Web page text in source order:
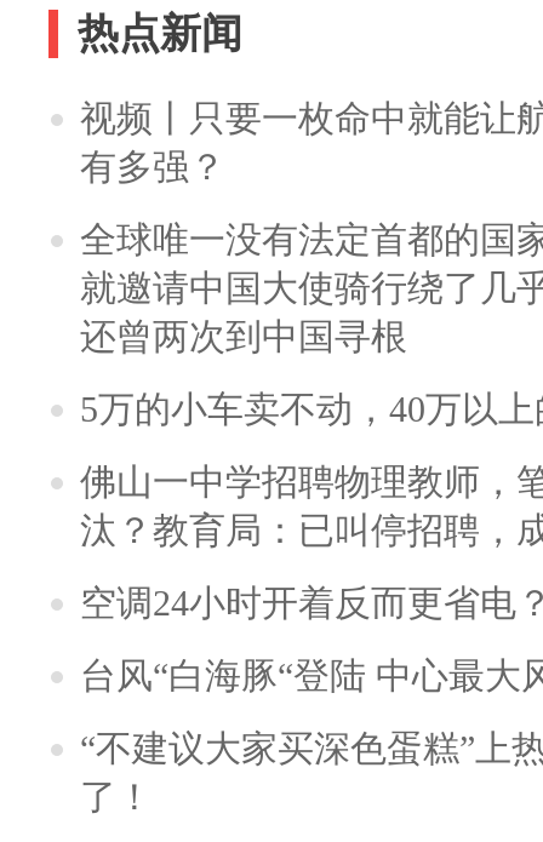
热点新闻
视频丨只要一枚命中就能让
有多强？
全球唯一没有法定首都的国
就邀请中国大使骑行绕了几
还曾两次到中国寻根
5万的小车卖不动，40万以
佛山一中学招聘物理教师，
汰？教育局：已叫停招聘，
空调24小时开着反而更省电
台风“白海豚“登陆 中心最大
“不建议大家买深色蛋糕”上
了！